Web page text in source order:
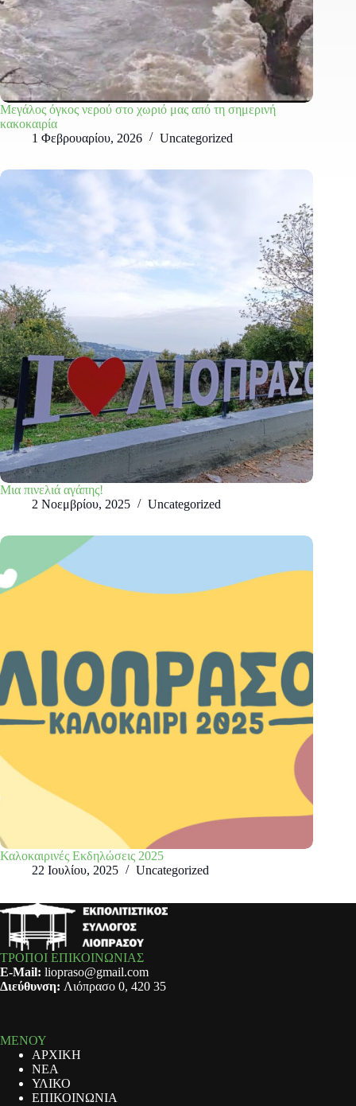
Μεγάλος όγκος νερού στο χωριό μας από τη σημερινή
κακοκαιρία
1 Φεβρουαρίου, 2026
Uncategorized
Μια πινελιά αγάπης!
2 Νοεμβρίου, 2025
Uncategorized
Καλοκαιρινές Εκδηλώσεις 2025
22 Ιουλίου, 2025
Uncategorized
ΤΡΟΠΟΙ ΕΠΙΚΟΙΝΩΝΙΑΣ
E-Mail: liopraso@gmail.com
Διεύθυνση: Λιόπρασο 0, 420 35
ΜΕΝΟΥ
ΑΡΧΙΚΗ
ΝΕΑ
ΥΛΙΚΟ
ΕΠΙΚΟΙΝΩΝΙΑ